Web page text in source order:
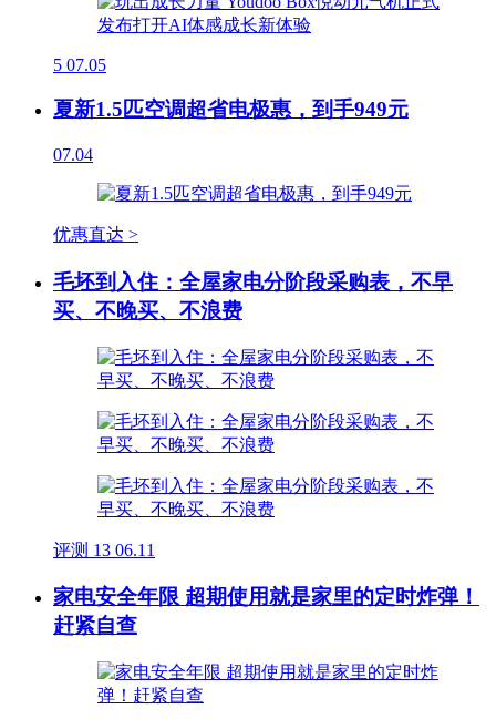
5 07.05
夏新1.5匹空调超省电极惠，到手949元
07.04
优惠直达 >
毛坯到入住：全屋家电分阶段采购表，不早
买、不晚买、不浪费
评测 13 06.11
家电安全年限 超期使用就是家里的定时炸弹！
赶紧自查